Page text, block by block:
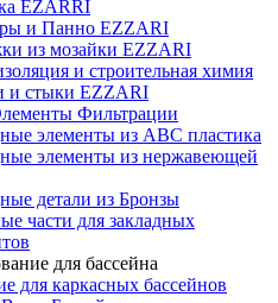
EZARRI
и Панно EZZARI
из мозайки EZZARI
и строительная химия
и стыки EZZARI
Фильтрации
элементы из ABC пластика
элементы из нержавеющей
детали из Бронзы
части для закладных
для бассейна
для каркасных бассейнов